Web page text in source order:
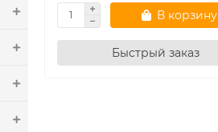
В корзину
Быстрый заказ